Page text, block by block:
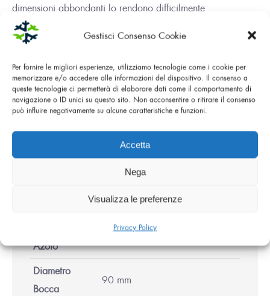
Gestisci Consenso Cookie
Per fornire le migliori esperienze, utilizziamo tecnologie come i cookie per
memorizzare e/o accedere alle informazioni del dispositivo. Il consenso a
queste tecnologie ci permetterà di elaborare dati come il comportamento di
navigazione o ID unici su questo sito. Non acconsentire o ritirare il consenso
può influire negativamente su alcune caratteristiche e funzioni.
Accetta
Nega
Visualizza le preferenze
Privacy Policy
dimensioni abbondanti lo rendono difficilmente
maneggevole, ma è dotato di una buona autonomia
nonostante la bocca più larga della media.
DOWNLOAD PDF
Caratteristiche
Azoto
Diametro
Bocca
90 mm